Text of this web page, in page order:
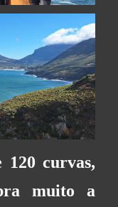
120 curvas,
muito a